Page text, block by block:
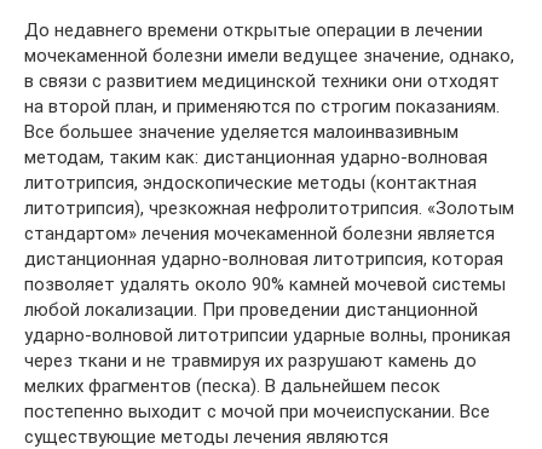
До недавнего времени открытые операции в лечении
мочекаменной болезни имели ведущее значение, однако,
в связи с развитием медицинской техники они отходят
на второй план, и применяются по строгим показаниям.
Все большее значение уделяется малоинвазивным
методам, таким как: дистанционная ударно-волновая
литотрипсия, эндоскопические методы (контактная
литотрипсия), чрезкожная нефролитотрипсия. «Золотым
стандартом» лечения мочекаменной болезни является
дистанционная ударно-волновая литотрипсия, которая
позволяет удалять около 90% камней мочевой системы
любой локализации. При проведении дистанционной
ударно-волновой литотрипсии ударные волны, проникая
через ткани и не травмируя их разрушают камень до
мелких фрагментов (песка). В дальнейшем песок
постепенно выходит с мочой при мочеиспускании. Все
существующие методы лечения являются